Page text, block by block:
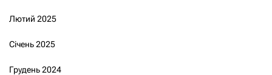
Лютий 2025
Січень 2025
Грудень 2024